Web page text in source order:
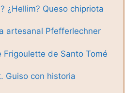
¿Hellim? Queso chipriota
artesanal Pfefferlechner
Frigoulette de Santo Tomé
Guiso con historia